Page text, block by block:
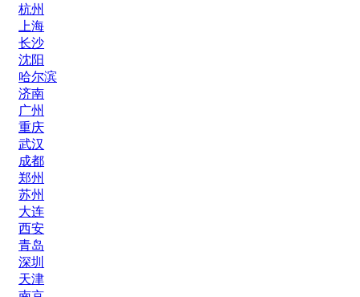
杭州
上海
长沙
沈阳
哈尔滨
济南
广州
重庆
武汉
成都
郑州
苏州
大连
西安
青岛
深圳
天津